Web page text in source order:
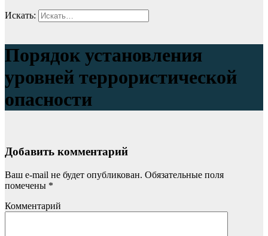
Искать:
Порядок установления
уровней террористической
опасности
Добавить комментарий
Ваш e-mail не будет опубликован. Обязательные поля
помечены *
Комментарий